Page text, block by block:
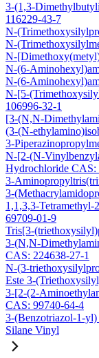
3-(1,3-
116229-43-7
N-
N-
N-
N-(6-
N-(6-
N-[5-
106996-32-1
[3-(N,N-
(3-(N-
3-
N-[2-(N-
Hydrochloride CAS:
3-
3-
1,1,3,3-
69709-01-9
Tris[3-
3-(N,N-
CAS: 224638-27-1
N-(3-
Este 3-
3-[2-(2-
CAS: 99740-64-4
3-(Benzotriazol-1-
Silane Vinyl